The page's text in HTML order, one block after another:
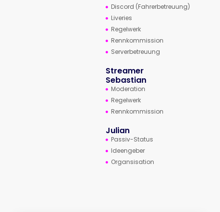
Discord (Fahrerbetreuung)
Liveries
Regelwerk
Rennkommission
Serverbetreuung
Streamer
Sebastian
Moderation
Regelwerk
Rennkommission
Julian
Passiv-Status
Ideengeber
Organsisation